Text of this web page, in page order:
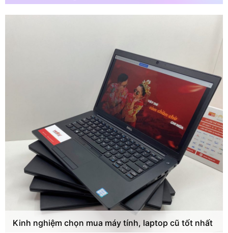
Kinh nghiệm chọn mua máy tính, laptop cũ tốt nhất